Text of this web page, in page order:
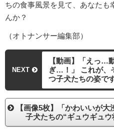
ちの食事風景を見て、あなた
んか？
（オトナンサー編集部）
NEXT
【動画】「えっ…
ぎ…！」 これが、
つ子犬たちの姿で
【画像5枚】「かわいいが大
子犬たちの“ギュウギュウ